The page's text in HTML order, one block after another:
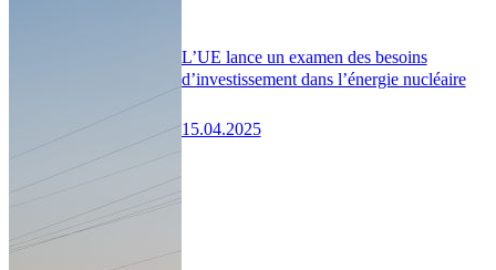
L’UE lance un examen des besoins
d’investissement dans l’énergie nucléaire
15.04.2025